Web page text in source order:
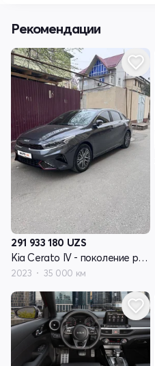
Рекомендации
291 933 180 UZS
Kia Cerato IV - поколение рестайлинг
2023 35 000 км